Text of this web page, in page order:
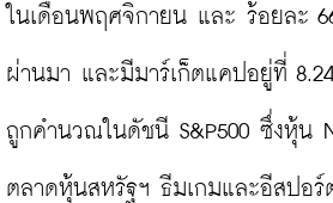
ในเดือนพฤศจิกายน และ ร้อยละ
ผ่านมา และมีมาร์เก็ตแคปอยู่ที่
ถูกคำนวณในดัชนี S&P500 ซึ่งหุ้น
ตลาดหุ้นสหรัฐฯ ธีมเกมและอีสปอร์